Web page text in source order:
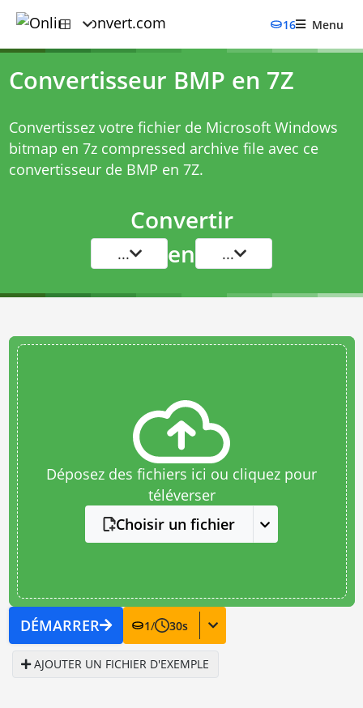
16 Menu
Convertisseur BMP en 7Z
Convertissez votre fichier de Microsoft Windows
bitmap en 7z compressed archive file avec ce
convertisseur de BMP en 7Z.
Convertir
... en ...
Déposez des fichiers ici ou cliquez pour
téléverser
Choisir un fichier
DÉMARRER 1/ 30s
AJOUTER UN FICHIER D'EXEMPLE